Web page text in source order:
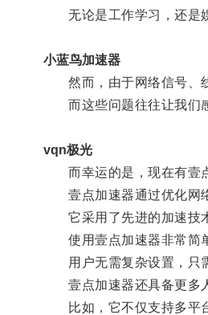
无论是工作学习，还是娱
小蓝鸟加速器
然而，由于网络信号、线
而这些问题往往让我们感
vqn极光
而幸运的是，现在有壹点
壹点加速器通过优化网络
它采用了先进的加速技术
使用壹点加速器非常简单
用户无需复杂设置，只需
壹点加速器还具备更多人
比如，它不仅支持多平台